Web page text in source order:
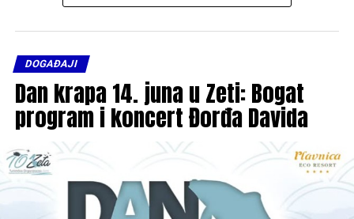
DOGAĐAJI
Dan krapa 14. juna u Zeti: Bogat
program i koncert Đorđa Davida